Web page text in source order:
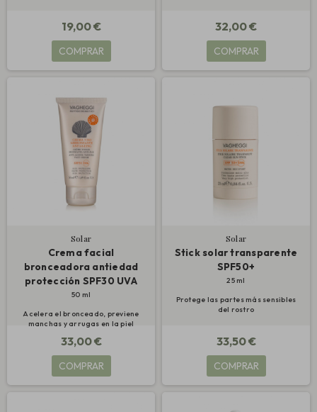
19,00 €
COMPRAR
32,00 €
COMPRAR
Solar
Crema facial
bronceadora antiedad
protección SPF30 UVA
50 ml
Acelera el bronceado, previene
manchas y arrugas en la piel
33,00 €
COMPRAR
Solar
Stick solar transparente
SPF50+
25 ml
Protege las partes más sensibles
del rostro
33,50 €
COMPRAR